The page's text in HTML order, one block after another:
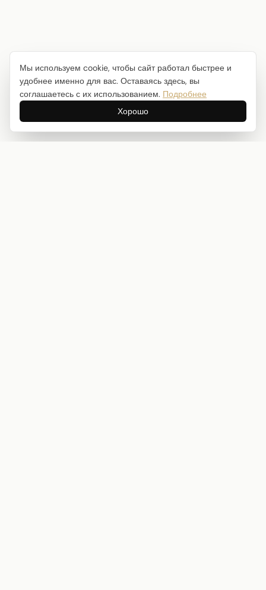
Мы используем cookie, чтобы сайт работал быстрее и
удобнее именно для вас. Оставаясь здесь, вы
соглашаетесь с их использованием. Подробнее
Хорошо